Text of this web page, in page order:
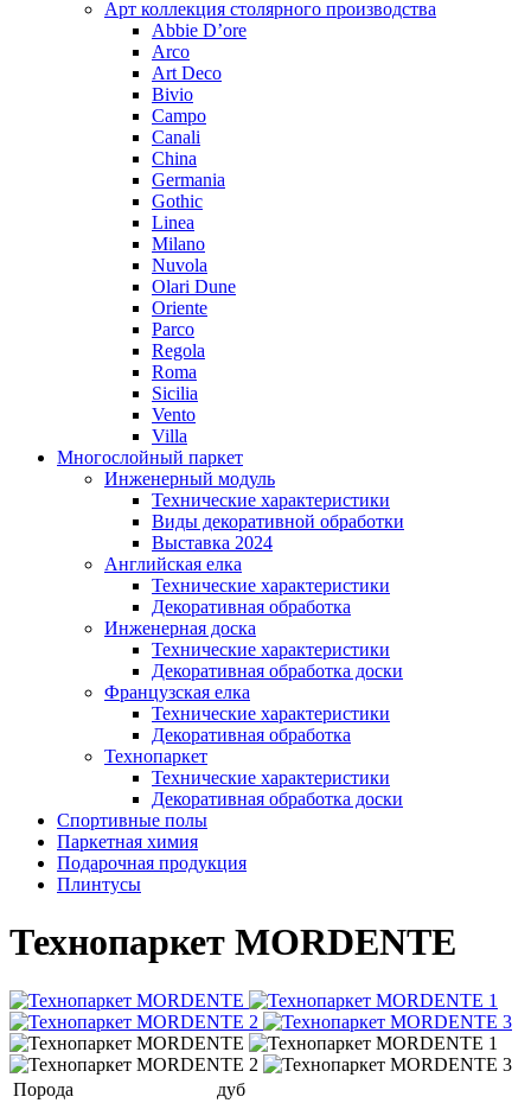
Арт коллекция столярного производства
Abbie D’ore
Arco
Art Deco
Bivio
Campo
Canali
China
Germania
Gothic
Linea
Milano
Nuvola
Olari Dune
Oriente
Parco
Regola
Roma
Sicilia
Vento
Villa
Многослойный паркет
Инженерный модуль
Технические характеристики
Виды декоративной обработки
Выставка 2024
Английская елка
Технические характеристики
Декоративная обработка
Инженерная доска
Технические характеристики
Декоративная обработка доски
Французская елка
Технические характеристики
Декоративная обработка
Технопаркет
Технические характеристики
Декоративная обработка доски
Спортивные полы
Паркетная химия
Подарочная продукция
Плинтусы
Технопаркет MORDENTE
Порода
дуб